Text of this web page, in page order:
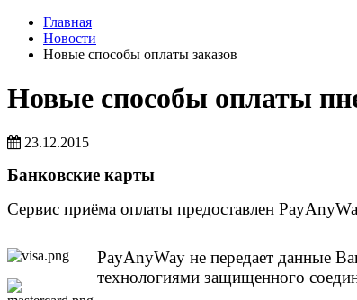
Главная
Новости
Новые способы оплаты заказов
Новые способы оплаты
23.12.2015
Банковские карты
Сервис приёма оплаты предоставлен
PayAnyWay не передает данные
технологиями защищенного